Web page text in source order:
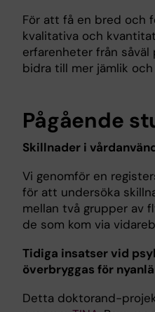
För att få en bred och
kvalitativa och
erfarenheter från
bidra till mer jämlik
Pågående
Skillnader i
Vi genomför en
för att undersöka
mellan två grupper av
de som kom via
Tidiga insatser vid
överbryggas för
Detta doktorand-